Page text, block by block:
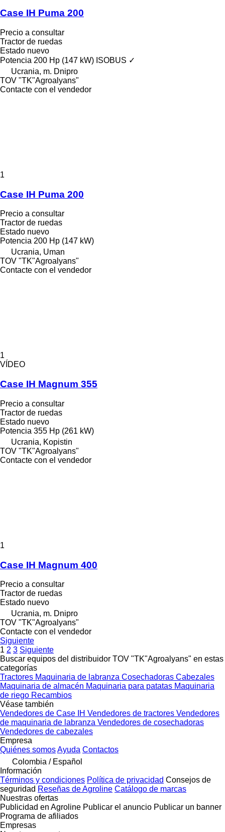
Case IH Puma 200
Precio a consultar
Tractor de ruedas
Estado nuevo
Potencia 200 Hp (147 kW) ISOBUS ✓
Ucrania, m. Dnipro
TOV "TK"Agroalyans"
Contacte con el vendedor
1
Case IH Puma 200
Precio a consultar
Tractor de ruedas
Estado nuevo
Potencia 200 Hp (147 kW)
Ucrania, Uman
TOV "TK"Agroalyans"
Contacte con el vendedor
1
VÍDEO
Case IH Magnum 355
Precio a consultar
Tractor de ruedas
Estado nuevo
Potencia 355 Hp (261 kW)
Ucrania, Kopistin
TOV "TK"Agroalyans"
Contacte con el vendedor
1
Case IH Magnum 400
Precio a consultar
Tractor de ruedas
Estado nuevo
Ucrania, m. Dnipro
TOV "TK"Agroalyans"
Contacte con el vendedor
Siguiente
1 2 3 Siguiente
Buscar equipos del distribuidor TOV "TK"Agroalyans" en estas
categorías
Tractores Maquinaria de labranza Cosechadoras Cabezales
Maquinaria de almacén Maquinaria para patatas Maquinaria
de riego Recambios
Véase también
Vendedores de Case IH Vendedores de tractores Vendedores
de maquinaria de labranza Vendedores de cosechadoras
Vendedores de cabezales
Empresa
Quiénes somosAyuda Contactos
Colombia / Español
Información
Términos y condiciones Política de privacidad Consejos de
seguridad Reseñas de Agroline Catálogo de marcas
Nuestras ofertas
Publicidad en Agroline Publicar el anuncio Publicar un banner
Programa de afiliados
Empresas